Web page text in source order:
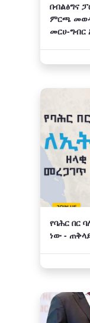
በብልፅግና
ምርጫ
መርሀ-ግብር
የባሕር በር
ነው -